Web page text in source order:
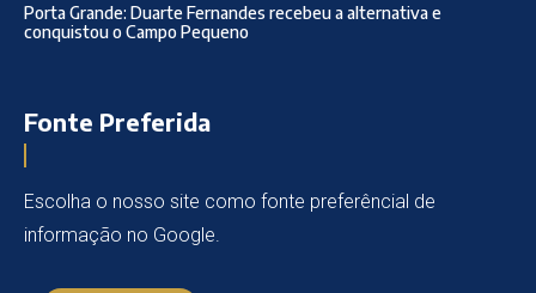
Porta Grande: Duarte Fernandes recebeu a alternativa e
conquistou o Campo Pequeno
Fonte Preferida
Escolha o nosso site como fonte preferêncial de
informação no Google.